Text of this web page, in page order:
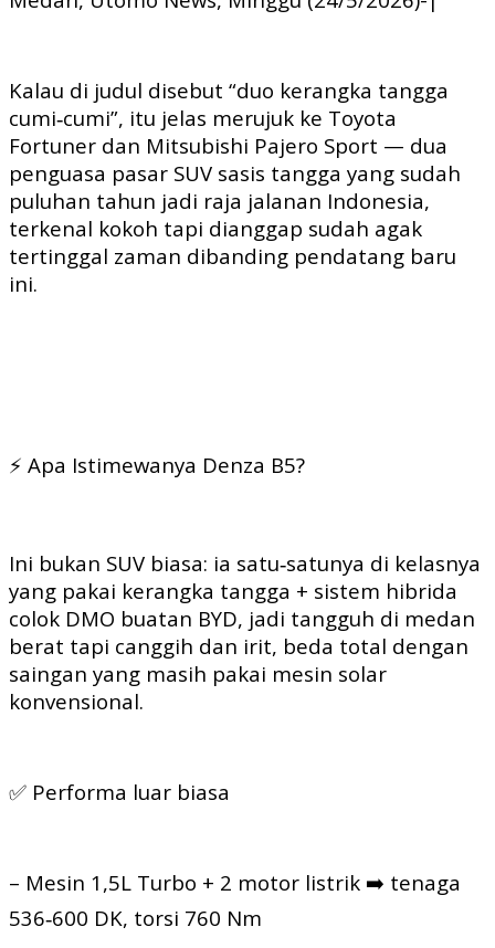
Kalau di judul disebut “duo kerangka tangga
cumi‑cumi”, itu jelas merujuk ke Toyota
Fortuner dan Mitsubishi Pajero Sport — dua
penguasa pasar SUV sasis tangga yang sudah
puluhan tahun jadi raja jalanan Indonesia,
terkenal kokoh tapi dianggap sudah agak
tertinggal zaman dibanding pendatang baru
ini.
⚡ Apa Istimewanya Denza B5?
Ini bukan SUV biasa: ia satu‑satunya di kelasnya
yang pakai kerangka tangga + sistem hibrida
colok DMO buatan BYD, jadi tangguh di medan
berat tapi canggih dan irit, beda total dengan
saingan yang masih pakai mesin solar
konvensional.
✅ Performa luar biasa
– Mesin 1,5L Turbo + 2 motor listrik ➡️ tenaga
536‑600 DK, torsi 760 Nm